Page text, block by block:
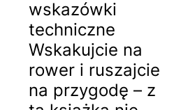
wskazówki
techniczne
Wskakujcie na
rower i ruszajcie
na przygodę – z